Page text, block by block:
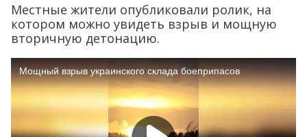
Местные жители опубликовали ролик, на
котором можно увидеть взрыв и мощную
вторичную детонацию.